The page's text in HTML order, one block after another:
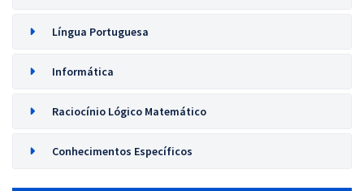
Língua Portuguesa
Informática
Raciocínio Lógico Matemático
Conhecimentos Específicos